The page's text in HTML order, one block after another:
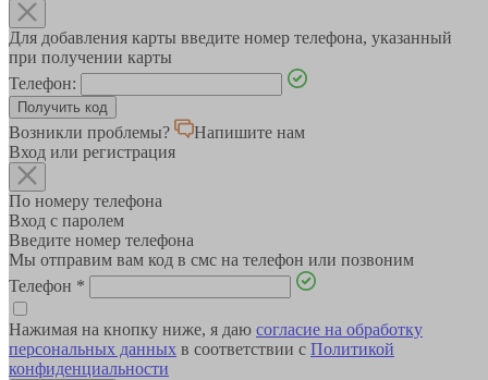
Для добавления карты введите номер телефона, указанный
при получении карты
Телефон:
Возникли проблемы?
Напишите нам
Вход или регистрация
По номеру телефона
Вход с паролем
Введите номер телефона
Мы отправим вам код в смс на телефон или позвоним
Телефон *
Нажимая на кнопку ниже, я даю согласие на обработку
персональных данных в соответствии с Политикой
конфиденциальности